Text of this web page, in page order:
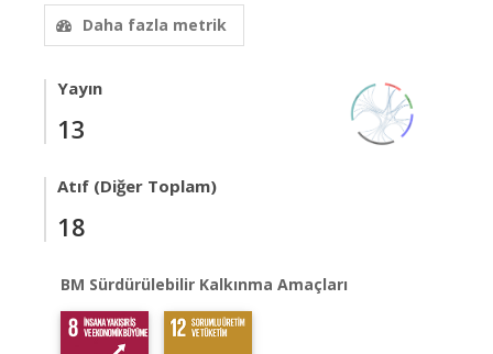
Daha fazla metrik
Yayın
13
Atıf (Diğer Toplam)
18
BM Sürdürülebilir Kalkınma Amaçları